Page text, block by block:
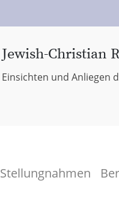
Jewish-Christian
Einsichten und Anliegen
Stellungnahmen